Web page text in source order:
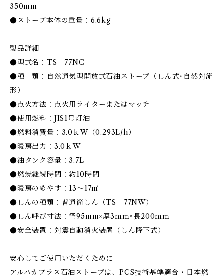
350mm
●ストーブ本体の重量：6.6kg
製品詳細
●型式名：TS－77NC
●種 類：自然通気型開放式石油ストーブ（しん式･自然対流
形）
●点火方法：点火用ライターまたはマッチ
●使用燃料：JIS1号灯油
●燃料消費量：3.0ｋW（0.293L/h）
●暖房出力：3.0ｋW
●油タンク容量：3.7L
●燃焼継続時間：約10時間
●暖房のめやす：13～17㎡
●しんの種類：普通筒しん（TS－77NW）
●しん呼び寸法：径95mm×厚3ｍｍ×長200ｍｍ
●安全装置：対震自動消火装置（しん降下式）
安心してご使用いただくために
アルパカプラス石油ストーブは、PCS技術基準適合・日本燃